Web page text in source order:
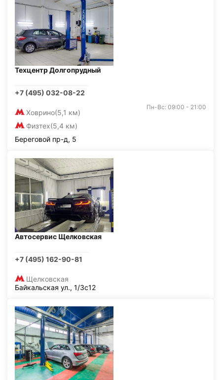
Техцентр Долгопрудный
+7 (495) 032-08-22
Ховрино(5,1 км)
Физтех(5,4 км)
Пн-Вс: 09:00 - 21:00
Береговой пр-д, 5
Автосервис Щелковская
+7 (495) 162-90-81
Щелковская
Байкальская ул., 1/3с12